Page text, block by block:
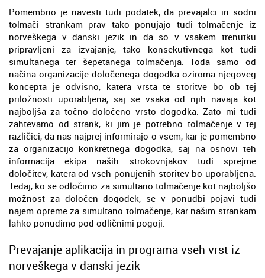
Pomembno je navesti tudi podatek, da prevajalci in sodni
tolmači strankam prav tako ponujajo tudi tolmačenje iz
norveškega v danski jezik in da so v vsakem trenutku
pripravljeni za izvajanje, tako konsekutivnega kot tudi
simultanega ter šepetanega tolmačenja. Toda samo od
načina organizacije določenega dogodka oziroma njegoveg
koncepta je odvisno, katera vrsta te storitve bo ob tej
priložnosti uporabljena, saj se vsaka od njih navaja kot
najboljša za točno določeno vrsto dogodka. Zato mi tudi
zahtevamo od strank, ki jim je potrebno tolmačenje v tej
različici, da nas najprej informirajo o vsem, kar je pomembno
za organizacijo konkretnega dogodka, saj na osnovi teh
informacija ekipa naših strokovnjakov tudi sprejme
določitev, katera od vseh ponujenih storitev bo uporabljena.
Tedaj, ko se odločimo za simultano tolmačenje kot najboljšo
možnost za določen dogodek, se v ponudbi pojavi tudi
najem opreme za simultano tolmačenje, kar našim strankam
lahko ponudimo pod odličnimi pogoji.
Prevajanje aplikacija in programa vseh vrst iz
norveškega v danski jezik